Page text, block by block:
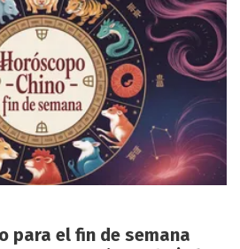
para el fin de semana